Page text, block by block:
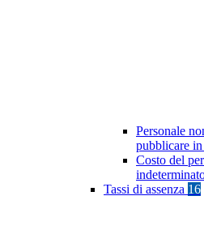
Personale
pubblicare
Costo del
Tassi di assenza 16